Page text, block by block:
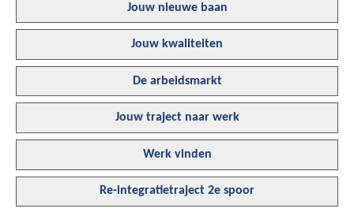
Jouw nieuwe baan
Jouw kwaliteiten
De arbeidsmarkt
Jouw traject naar werk
Werk vinden
Re-integratietraject 2e spoor